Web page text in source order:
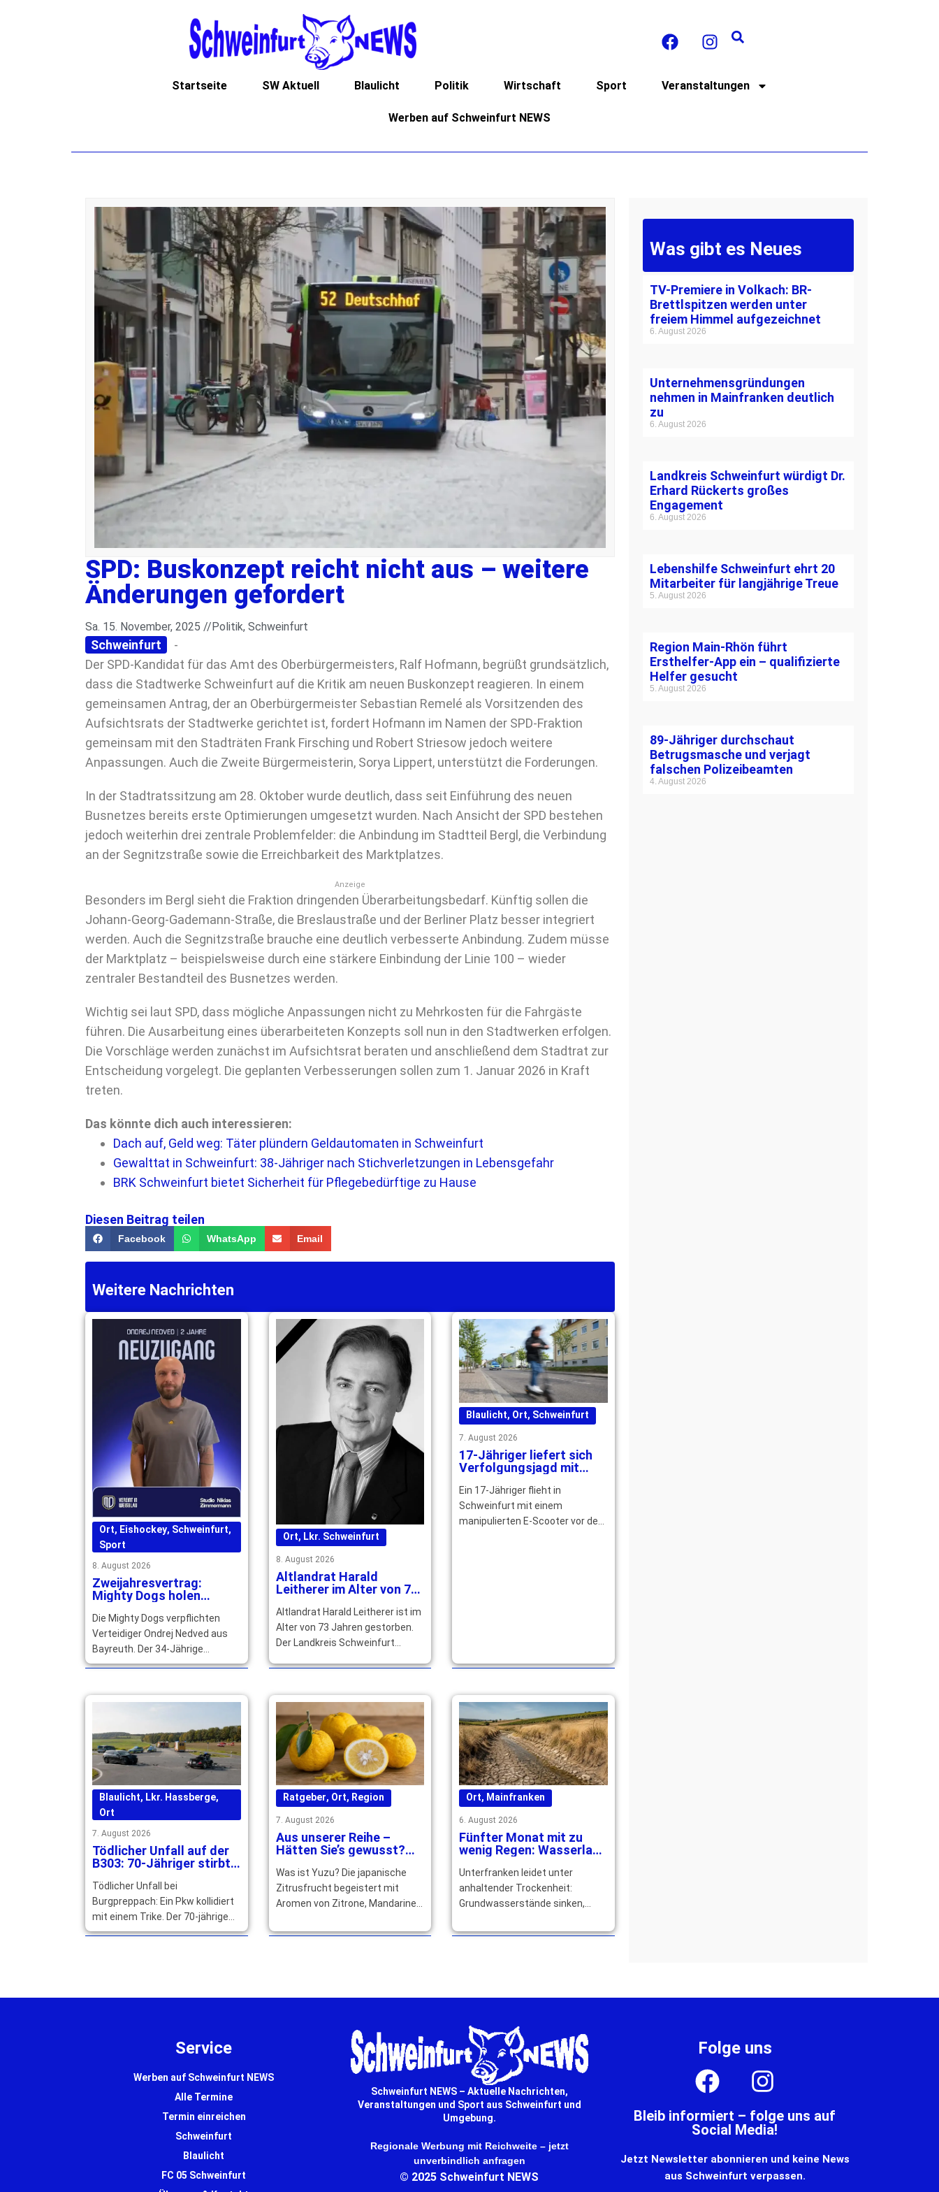
Startseite SW Aktuell Blaulicht Politik Wirtschaft Sport Veranstaltungen
Werben auf Schweinfurt NEWS
SPD: Buskonzept reicht nicht aus – weitere
Änderungen gefordert
Sa. 15. November, 2025 //Politik, Schweinfurt
Schweinfurt
-
Der SPD-Kandidat für das Amt des Oberbürgermeisters, Ralf Hofmann, begrüßt grundsätzlich,
dass die Stadtwerke Schweinfurt auf die Kritik am neuen Buskonzept reagieren. In einem
gemeinsamen Antrag, der an Oberbürgermeister Sebastian Remelé als Vorsitzenden des
Aufsichtsrats der Stadtwerke gerichtet ist, fordert Hofmann im Namen der SPD-Fraktion
gemeinsam mit den Stadträten Frank Firsching und Robert Striesow jedoch weitere
Anpassungen. Auch die Zweite Bürgermeisterin, Sorya Lippert, unterstützt die Forderungen.
In der Stadtratssitzung am 28. Oktober wurde deutlich, dass seit Einführung des neuen
Busnetzes bereits erste Optimierungen umgesetzt wurden. Nach Ansicht der SPD bestehen
jedoch weiterhin drei zentrale Problemfelder: die Anbindung im Stadtteil Bergl, die Verbindung
an der Segnitzstraße sowie die Erreichbarkeit des Marktplatzes.
Anzeige
Besonders im Bergl sieht die Fraktion dringenden Überarbeitungsbedarf. Künftig sollen die
Johann-Georg-Gademann-Straße, die Breslaustraße und der Berliner Platz besser integriert
werden. Auch die Segnitzstraße brauche eine deutlich verbesserte Anbindung. Zudem müsse
der Marktplatz – beispielsweise durch eine stärkere Einbindung der Linie 100 – wieder
zentraler Bestandteil des Busnetzes werden.
Wichtig sei laut SPD, dass mögliche Anpassungen nicht zu Mehrkosten für die Fahrgäste
führen. Die Ausarbeitung eines überarbeiteten Konzepts soll nun in den Stadtwerken erfolgen.
Die Vorschläge werden zunächst im Aufsichtsrat beraten und anschließend dem Stadtrat zur
Entscheidung vorgelegt. Die geplanten Verbesserungen sollen zum 1. Januar 2026 in Kraft
treten.
Das könnte dich auch interessieren:
Dach auf, Geld weg: Täter plündern Geldautomaten in Schweinfurt
Gewalttat in Schweinfurt: 38-Jähriger nach Stichverletzungen in Lebensgefahr
BRK Schweinfurt bietet Sicherheit für Pflegebedürftige zu Hause
Diesen Beitrag teilen
Facebook WhatsApp Email
Weitere Nachrichten
Ort, Eishockey, Schweinfurt,
Sport
8. August 2026
Zweijahresvertrag:
Mighty Dogs holen
Bayreuth
Die Mighty Dogs verpflichten
Verteidiger Ondrej Nedved aus
Bayreuth. Der 34-Jährige
unterschreibt beim ERV
zwei Spielzeiten. … mehr
Ort, Lkr. Schweinfurt
8. August 2026
Altlandrat Harald
Leitherer im Alter von 73
Altlandrat Harald Leitherer ist im
Alter von 73 Jahren gestorben.
Der Landkreis Schweinfurt
Blaulicht, Ort, Schweinfurt
7. August 2026
17-Jähriger liefert sich
Verfolgungsjagd mit
Ein 17-Jähriger flieht in
Schweinfurt mit einem
manipulierten E-Scooter vor der
Blaulicht, Lkr. Hassberge,
Ort
7. August 2026
Tödlicher Unfall auf der
B303: 70-Jähriger stirbt
Tödlicher Unfall bei
Burgpreppach: Ein Pkw kollidiert
mit einem Trike. Der 70-jährige
Fahrer stirbt, sein 14-jähriger
Ratgeber, Ort, Region
7. August 2026
Aus unserer Reihe –
Hätten Sie’s gewusst?
Cocktails verfeinert
Was ist Yuzu? Die japanische
Zitrusfrucht begeistert mit
Aromen von Zitrone, Mandarine
Speisen und Getränke raffiniert.
Ort, Mainfranken
6. August 2026
Fünfter Monat mit zu
wenig Regen: Wasserlage
sich zu
Unterfranken leidet unter
anhaltender Trockenheit:
Grundwasserstände sinken,
Trinkwasserversorgung bleibt
Was gibt es Neues
TV-Premiere in Volkach: BR-
Brettlspitzen werden unter
freiem Himmel aufgezeichnet
6. August 2026
Unternehmensgründungen
nehmen in Mainfranken deutlich
zu
6. August 2026
Landkreis Schweinfurt würdigt Dr.
Erhard Rückerts großes
Engagement
6. August 2026
Lebenshilfe Schweinfurt ehrt 20
Mitarbeiter für langjährige Treue
5. August 2026
Region Main-Rhön führt
Ersthelfer-App ein – qualifizierte
Helfer gesucht
5. August 2026
89-Jähriger durchschaut
Betrugsmasche und verjagt
falschen Polizeibeamten
4. August 2026
Service
Werben auf Schweinfurt NEWS
Alle Termine
Termin einreichen
Schweinfurt
Blaulicht
FC 05 Schweinfurt
Schweinfurt NEWS – Aktuelle Nachrichten,
Veranstaltungen und Sport aus Schweinfurt und
Umgebung.
Regionale Werbung mit Reichweite – jetzt
unverbindlich anfragen
© 2025 Schweinfurt NEWS
Folge uns
Bleib informiert – folge uns auf
Social Media!
Jetzt Newsletter abonnieren und keine News
aus Schweinfurt verpassen.